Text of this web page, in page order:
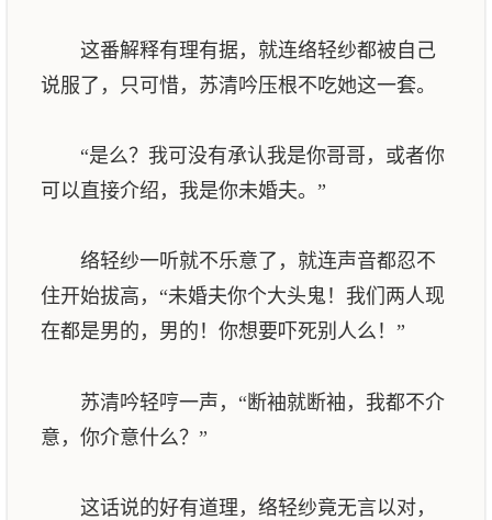
这番解释有理有据，就连络轻纱都被自己
说服了，只可惜，苏清吟压根不吃她这一套。
“是么？我可没有承认我是你哥哥，或者你
可以直接介绍，我是你未婚夫。”
络轻纱一听就不乐意了，就连声音都忍不
住开始拔高，“未婚夫你个大头鬼！我们两人现
在都是男的，男的！你想要吓死别人么！”
苏清吟轻哼一声，“断袖就断袖，我都不介
意，你介意什么？”
这话说的好有道理，络轻纱竟无言以对，